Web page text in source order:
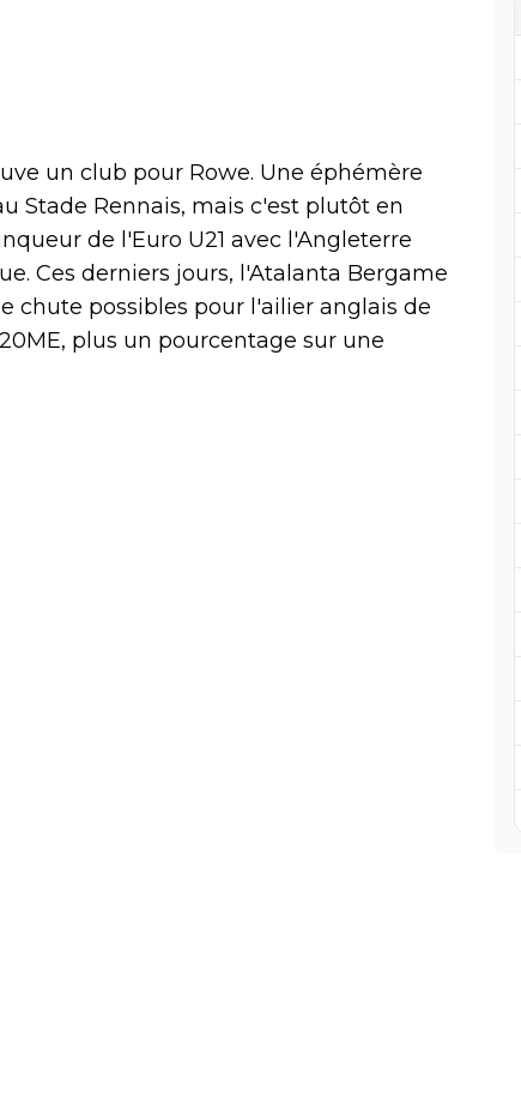
un club pour Rowe. Une éphémère
Stade Rennais, mais c'est plutôt en
de l'Euro U21 avec l'Angleterre
Ces derniers jours, l'Atalanta Bergame
chute possibles pour l'ailier anglais de
plus un pourcentage sur une